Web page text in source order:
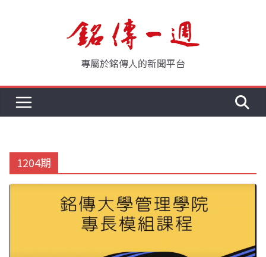
專屬於銘傳人的新聞平台
1204期